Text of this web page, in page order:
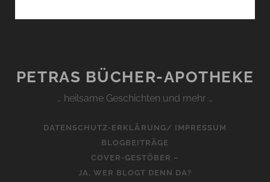
WEISS (
PETRAS BÜCHER-APOTHEKE
… heilsame Geschichten und mehr …
DATENSCHUTZ-ERKLÄRUNG/ IMPRESSUM
BLOGBEITRÄGE
COVER-GESTÖBER –
JA, WER BLOGT DENN DA?